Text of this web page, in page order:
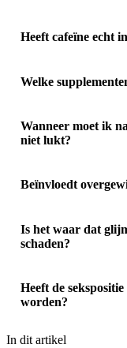
Heeft cafeïne echt
Welke
Wanneer moet ik
niet lukt?
Beïnvloedt
Is het waar dat
schaden?
Heeft de
worden?
In dit artikel